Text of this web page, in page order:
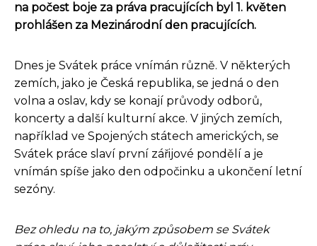
na počest boje za práva pracujících byl 1. květen
prohlášen za Mezinárodní den pracujících.
Dnes je Svátek práce vnímán různě. V některých
zemích, jako je Česká republika, se jedná o den
volna a oslav, kdy se konají průvody odborů,
koncerty a další kulturní akce. V jiných zemích,
například ve Spojených státech amerických, se
Svátek práce slaví první zářijové pondělí a je
vnímán spíše jako den odpočinku a ukončení letní
sezóny.
Bez ohledu na to, jakým způsobem se Svátek